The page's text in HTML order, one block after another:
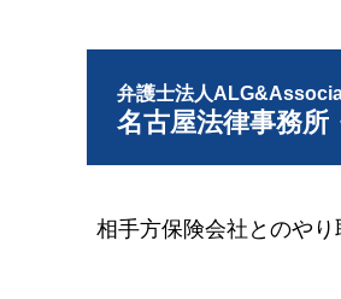
弁護士法人
名古屋法律事務所
相手方保険会社とのやり